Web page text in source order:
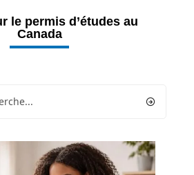
le permis d’études au
Canada